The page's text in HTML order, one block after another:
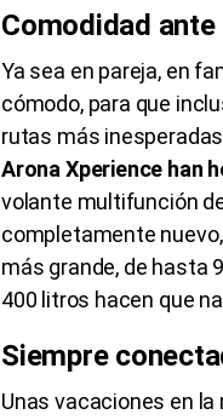
Comodidad
Ya sea en pareja, en
cómodo, para que
rutas más
Arona Xperience han
volante multifunción
completamente
más grande, de hasta
400 litros hacen que
Siempre
Unas vacaciones en